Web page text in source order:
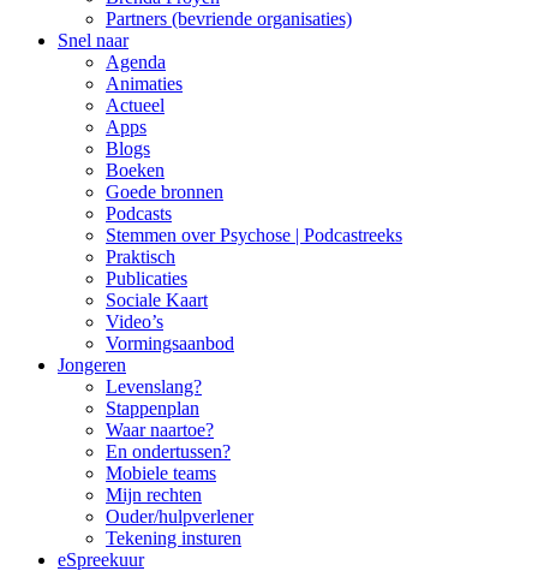
Partners (bevriende organisaties)
Snel naar
Agenda
Animaties
Actueel
Apps
Blogs
Boeken
Goede bronnen
Podcasts
Stemmen over Psychose | Podcastreeks
Praktisch
Publicaties
Sociale Kaart
Video’s
Vormingsaanbod
Jongeren
Levenslang?
Stappenplan
Waar naartoe?
En ondertussen?
Mobiele teams
Mijn rechten
Ouder/hulpverlener
Tekening insturen
eSpreekuur